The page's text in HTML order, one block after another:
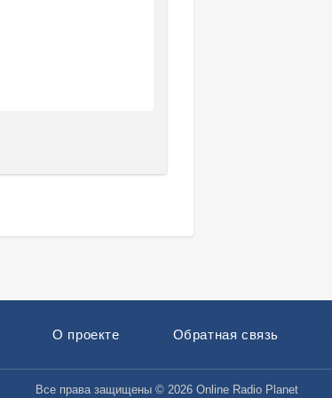
О проекте Обратная связь
Все права защищены © 2026 Online Radio Planet